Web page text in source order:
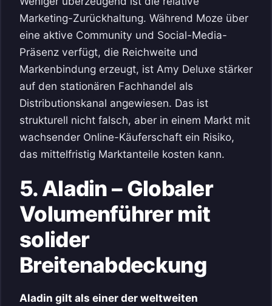
Marketing-Zurückhaltung. Während Moze über
eine aktive Community und Social-Media-
Präsenz verfügt, die Reichweite und
Markenbindung erzeugt, ist Amy Deluxe stärker
auf den stationären Fachhandel als
Distributionskanal angewiesen. Das ist
strukturell nicht falsch, aber in einem Markt mit
wachsender Online-Käuferschaft ein Risiko,
das mittelfristig Marktanteile kosten kann.
5. Aladin – Globaler
Volumenführer mit
solider
Breitenabdeckung
Aladin gilt als einer der weltweiten